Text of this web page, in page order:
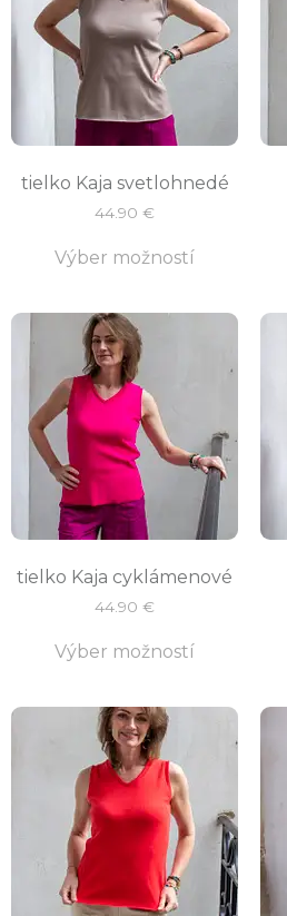
tielko Kaja svetlohnedé
44.90 €
Výber možností
tielko Kaja cyklámenové
44.90 €
Výber možností